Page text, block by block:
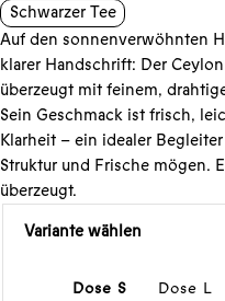
Schwarzer Tee
Auf den sonnenverwöhnten
klarer Handschrift: Der
überzeugt mit feinem,
Sein Geschmack ist frisch,
Klarheit – ein idealer
Struktur und Frische mögen.
überzeugt.
Variante wählen
Dose S Dose L